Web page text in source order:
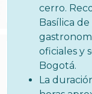
cerro.
Basílica
oficiales y
Bogotá.
La